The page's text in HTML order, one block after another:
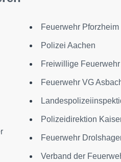
Feuerwehr Pforzheim
Polizei Aachen
Freiwillige
Feuerwehr VG
Polizeidirektion
Feuerwehr
Verband der